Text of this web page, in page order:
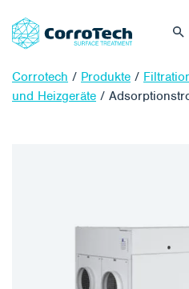
Corrotech / Produkte /
und Heizgeräte /